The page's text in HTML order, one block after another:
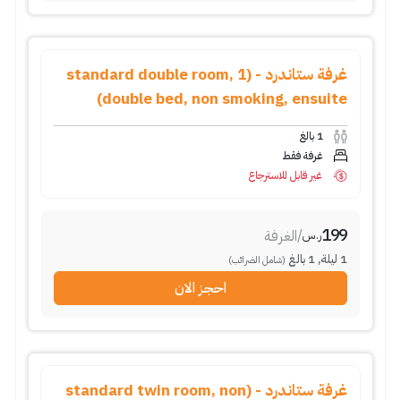
غرفة ستاندرد - (standard double room, 1
double bed, non smoking, ensuite)
1 بالغ
غرفة فقط
غير قابل للاسترجاع
199ر.س/الغرفة
1 ليلة,
1 بالغ (شامل الضرائب)
احجز الان
غرفة ستاندرد - (standard twin room, non